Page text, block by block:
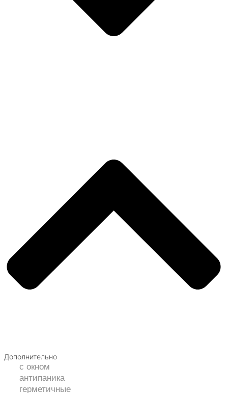
Дополнительно
с окном
антипаника
герметичные